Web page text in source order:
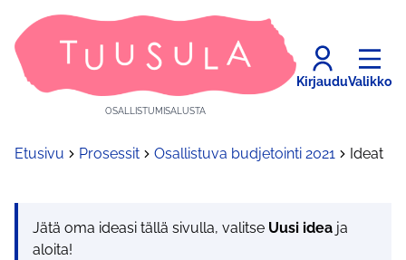
OSALLISTUMISALUSTA
KirjauduValikko
Etusivu Prosessit Osallistuva budjetointi 2021 Ideat
Jätä oma ideasi tällä sivulla, valitse Uusi idea ja
aloita!